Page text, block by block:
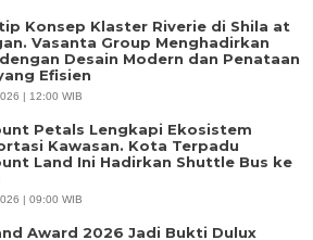
Konsep Klaster Riverie di Shila at
Vasanta Group Menghadirkan
Desain Modern dan Penataan
Efisien
| 12:00 WIB
Petals Lengkapi Ekosistem
Kawasan. Kota Terpadu
Land Ini Hadirkan Shuttle Bus ke
| 09:00 WIB
Award 2026 Jadi Bukti Dulux